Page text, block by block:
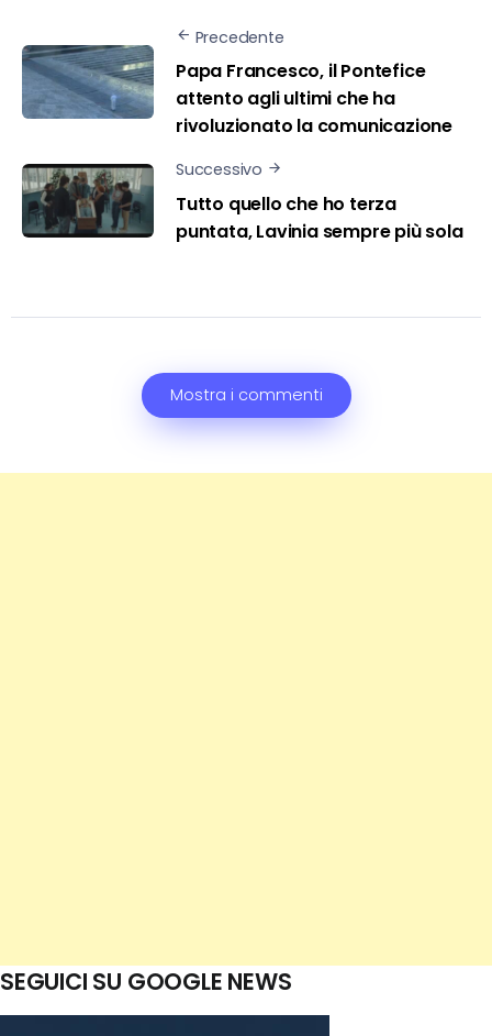
Precedente
Papa Francesco, il Pontefice
attento agli ultimi che ha
rivoluzionato la comunicazione
Successivo
Tutto quello che ho terza
puntata, Lavinia sempre più sola
Mostra i commenti
SEGUICI SU GOOGLE NEWS